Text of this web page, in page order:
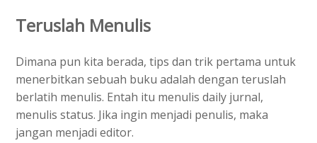
Teruslah Menulis
Dimana pun kita berada, tips dan trik pertama untuk
menerbitkan sebuah buku adalah dengan teruslah
berlatih menulis. Entah itu menulis daily jurnal,
menulis status. Jika ingin menjadi penulis, maka
jangan menjadi editor.